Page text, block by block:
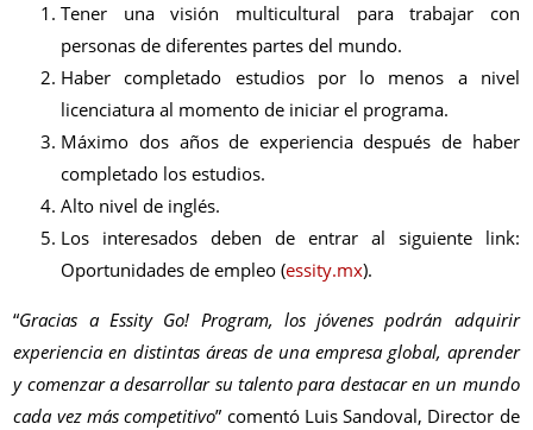
Tener una visión multicultural para trabajar con
personas de diferentes partes del mundo.
Haber completado estudios por lo menos a nivel
licenciatura al momento de iniciar el programa.
Máximo dos años de experiencia después de haber
completado los estudios.
Alto nivel de inglés.
Los interesados deben de entrar al siguiente link:
Oportunidades de empleo (essity.mx).
“Gracias a Essity Go! Program, los jóvenes podrán adquirir
experiencia en distintas áreas de una empresa global, aprender
y comenzar a desarrollar su talento para destacar en un mundo
cada vez más competitivo” comentó Luis Sandoval, Director de